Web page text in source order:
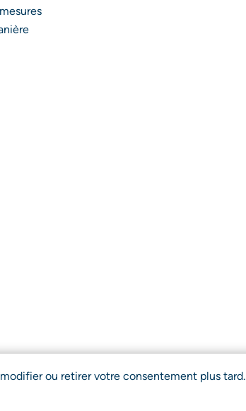
ou retirer votre consentement plus tard.